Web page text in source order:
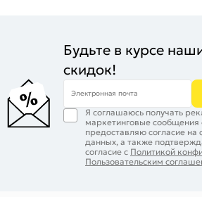
Будьте в курсе
скидок!
Электронная почта
Я соглашаюсь получать
маркетинговые
предоставляю согласие на
данных, а также
согласие с Политикой
Пользовательским